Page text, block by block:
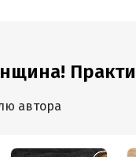
автора